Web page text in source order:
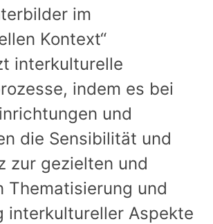
im
Kontext“
interkulturelle
indem es bei
und
die Sensibilität und
zur gezielten und
Thematisierung und
interkultureller Aspekte